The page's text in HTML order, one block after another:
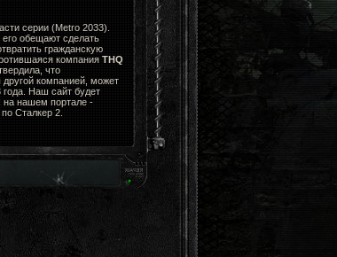
серии (Metro 2033).
обещают сделать
гражданскую
компания THQ
что
другой компанией, может
Наш сайт будет
на нашем портале -
Сталкер 2.